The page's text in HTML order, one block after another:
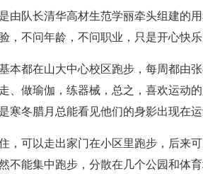
由队长清华高材生范学丽牵头组建的
，不问年龄，不问职业，只是开心快
本都在山大中心校区跑步，每周都由
、做瑜伽，练器械，总之，喜欢运动
寒冬腊月总能看见他们的身影出现在
，可以走出家门在小区里跑步，后来
不能集中跑步，分散在几个公园和体